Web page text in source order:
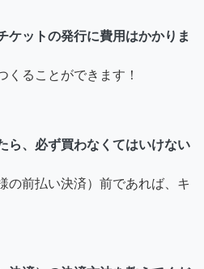
ケットの発行に費用はかかりま
くることができます！
ら、必ず買わなくてはいけない
の前払い決済）前であれば、キ